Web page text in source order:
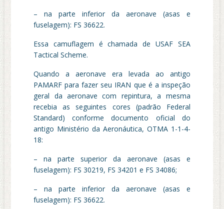
– na parte inferior da aeronave (asas e
fuselagem): FS 36622.
Essa camuflagem é chamada de USAF SEA
Tactical Scheme.
Quando a aeronave era levada ao antigo
PAMARF para fazer seu IRAN que é a inspeção
geral da aeronave com repintura, a mesma
recebia as seguintes cores (padrão Federal
Standard) conforme documento oficial do
antigo Ministério da Aeronáutica, OTMA 1-1-4-
18:
– na parte superior da aeronave (asas e
fuselagem): FS 30219, FS 34201 e FS 34086;
– na parte inferior da aeronave (asas e
fuselagem): FS 36622.